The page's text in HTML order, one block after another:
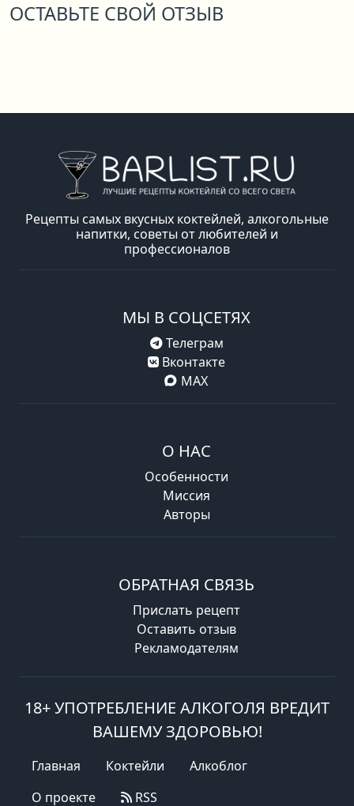
ОСТАВЬТЕ СВОЙ ОТЗЫВ
Рецепты самых вкусных коктейлей, алкогольные
напитки, советы от любителей и
профессионалов
МЫ В СОЦСЕТЯХ
Телеграм
Вконтакте
MAX
О НАС
Особенности
Миссия
Авторы
ОБРАТНАЯ СВЯЗЬ
Прислать рецепт
Оставить отзыв
Рекламодателям
18+ УПОТРЕБЛЕНИЕ АЛКОГОЛЯ ВРЕДИТ
ВАШЕМУ ЗДОРОВЬЮ!
Главная Коктейли
Алкоблог
О проекте
RSS